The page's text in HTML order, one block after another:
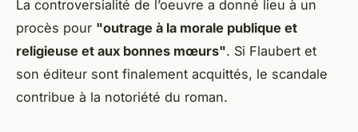
La controversialité de l’oeuvre a donné lieu à un
procès pour "outrage à la morale publique et
religieuse et aux bonnes mœurs". Si Flaubert et
son éditeur sont finalement acquittés, le scandale
contribue à la notoriété du roman.